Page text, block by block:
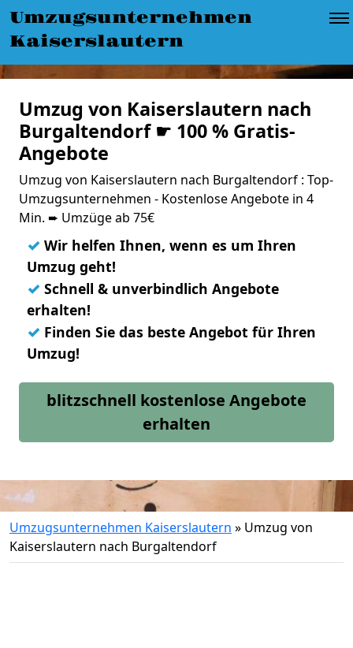
Umzugsunternehmen
Kaiserslautern
Umzug von Kaiserslautern nach
Burgaltendorf ☛ 100 % Gratis-
Angebote
Umzug von Kaiserslautern nach Burgaltendorf : Top-
Umzugsunternehmen - Kostenlose Angebote in 4
Min. ➨ Umzüge ab 75€
✓ Wir helfen Ihnen, wenn es um Ihren
Umzug geht!
✓ Schnell & unverbindlich Angebote
erhalten!
✓ Finden Sie das beste Angebot für Ihren
Umzug!
blitzschnell kostenlose Angebote
erhalten
Umzugsunternehmen Kaiserslautern » Umzug von
Kaiserslautern nach Burgaltendorf